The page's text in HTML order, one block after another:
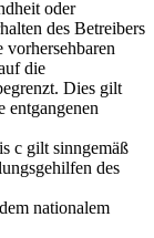
oder
des Betreibers
vorhersehbaren
die
Dies gilt
entgangenen
c gilt sinngemäß
des
nationalem